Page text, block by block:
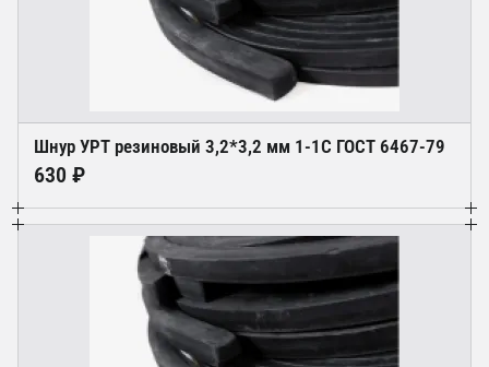
Шнур УРТ резиновый 3,2*3,2 мм 1-1С ГОСТ 6467-79
630 ₽